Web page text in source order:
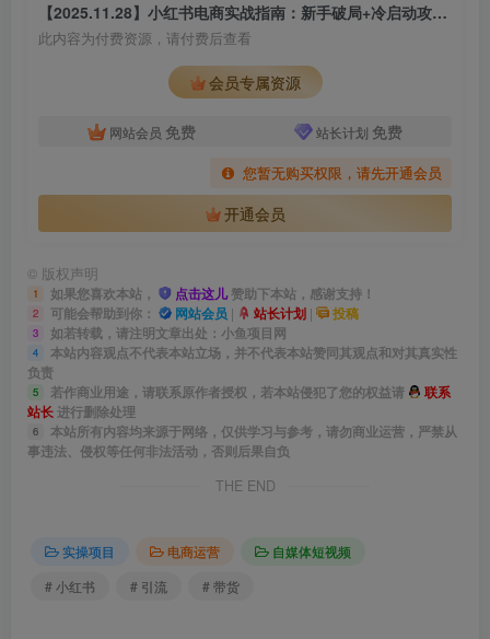
【2025.11.28】小红书电商实战指南：新手破局+冷启动攻略+流量密码全解析
此内容为付费资源，请付费后查看
会员专属资源
网站会员 免费 站长计划 免费
您暂无购买权限，请先开通会员
开通会员
© 版权声明
1 如果您喜欢本站， 点击这儿赞助下本站，感谢支持！
2 可能会帮助到你： 网站会员 | 站长计划 | 投稿
3 如若转载，请注明文章出处：小鱼项目网
4
本站内容观点不代表本站立场，并不代表本站赞同其观点和对其真实性
负责
5 若作商业用途，请联系原作者授权，若本站侵犯了您的权益请
联系
站长进行删除处理
6
本站所有内容均来源于网络，仅供学习与参考，请勿商业运营，严禁从
事违法、侵权等任何非法活动，否则后果自负
THE END
实操项目 电商运营
自媒体短视频
# 小红书
# 引流 # 带货